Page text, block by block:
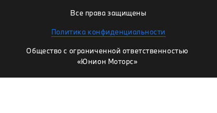
Все права защищены
Политика конфиденциальности
Общество с ограниченной ответственностью
«Юнион Моторс»